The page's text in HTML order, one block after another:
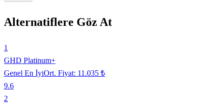
Alternatiflere Göz At
1
GHD Platinum+
Genel En İyiOrt. Fiyat: 11.035 ₺
9.6
2